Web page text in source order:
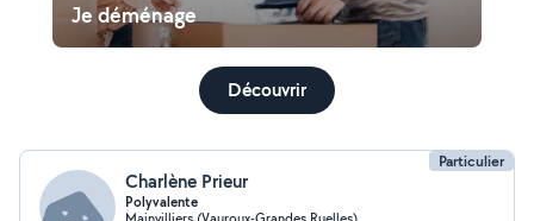
Je déménage
Découvrir
Particulier
Charlène Prieur
Polyvalente